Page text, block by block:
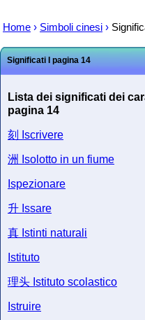
Significati I pagina 14
Lista dei significati dei
pagina 14
刻 Iscrivere
洲 Isolotto in un fiume
Ispezionare
升 Issare
真 Istinti naturali
Istituto
理头 Istituto scolastico
Istruire
Home › Simboli cinesi ›